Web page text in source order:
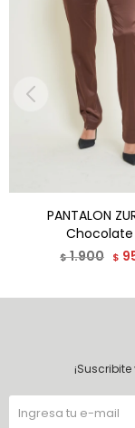
PANTALON
Chocolate
$1.900 $